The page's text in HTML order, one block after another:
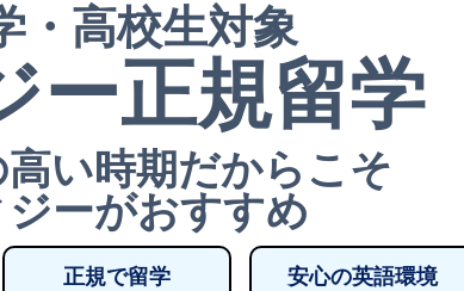
・高校生対象
ー正規留学
い時期だからこそ
ジーがおすすめ
正規で留学 安心の英語環境